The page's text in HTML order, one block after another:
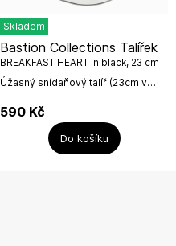
Skladem
Úžasný snídaňový talíř (23cm v
černou linkou a malým černým
srdíčkem od holandské firmy
Bastion Collections Talířek
BREAKFAST HEART in black, 23 cm
590 Kč
Do košíku